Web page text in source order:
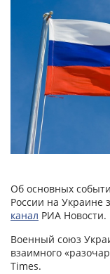
Об основных
России на Украине
канал РИА Новости.
Военный союз
взаимного
Times.